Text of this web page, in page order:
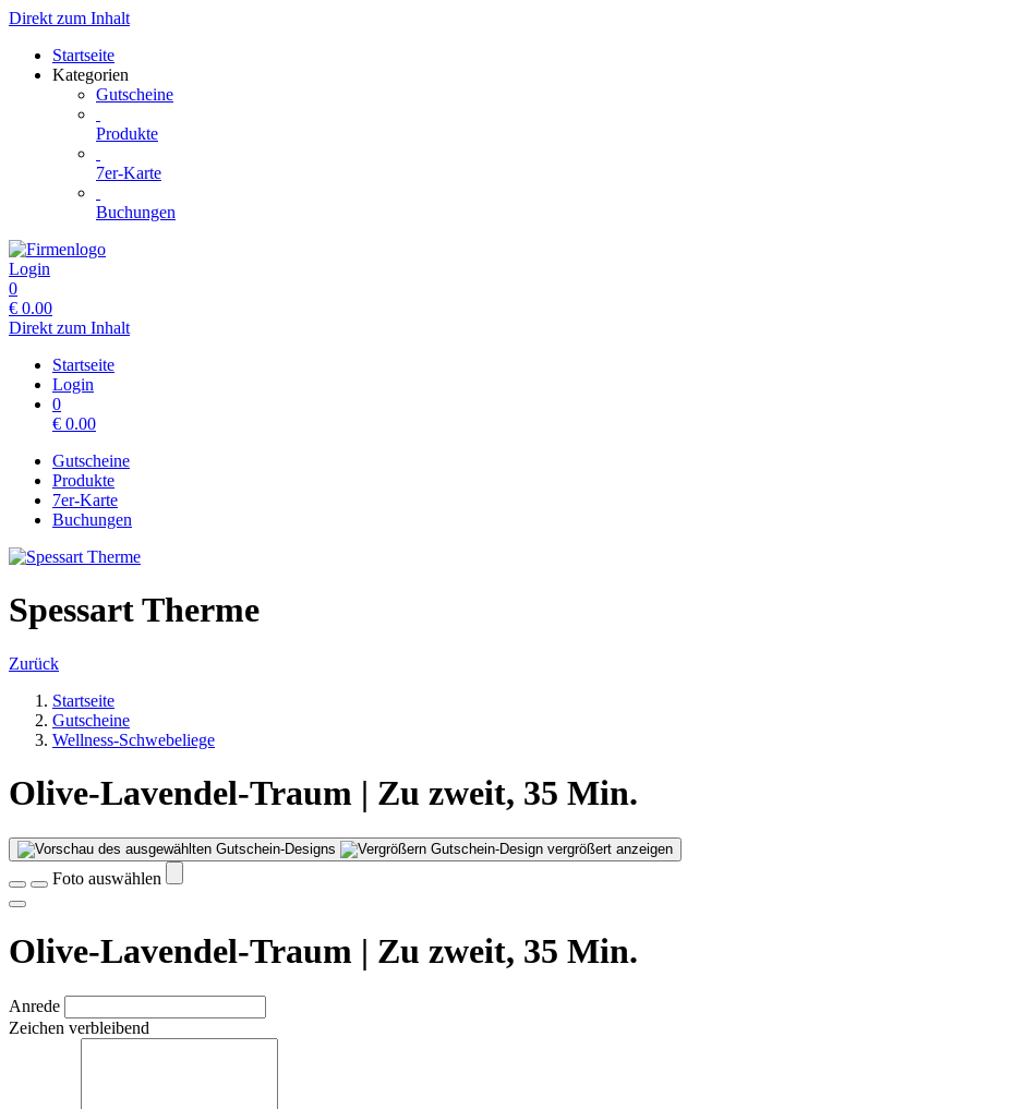
Direkt zum Inhalt
Startseite
Kategorien
Gutscheine
Produkte
7er-Karte
Buchungen
Login
0
€ 0.00
Direkt zum Inhalt
Startseite
Login
0
€ 0.00
Gutscheine
Produkte
7er-Karte
Buchungen
Spessart Therme
Zurück
Startseite
Gutscheine
Wellness-Schwebeliege
Olive-Lavendel-Traum | Zu zweit, 35 Min.
Gutschein-Design vergrößert anzeigen
Foto auswählen
Olive-Lavendel-Traum | Zu zweit, 35 Min.
Anrede
Zeichen verbleibend